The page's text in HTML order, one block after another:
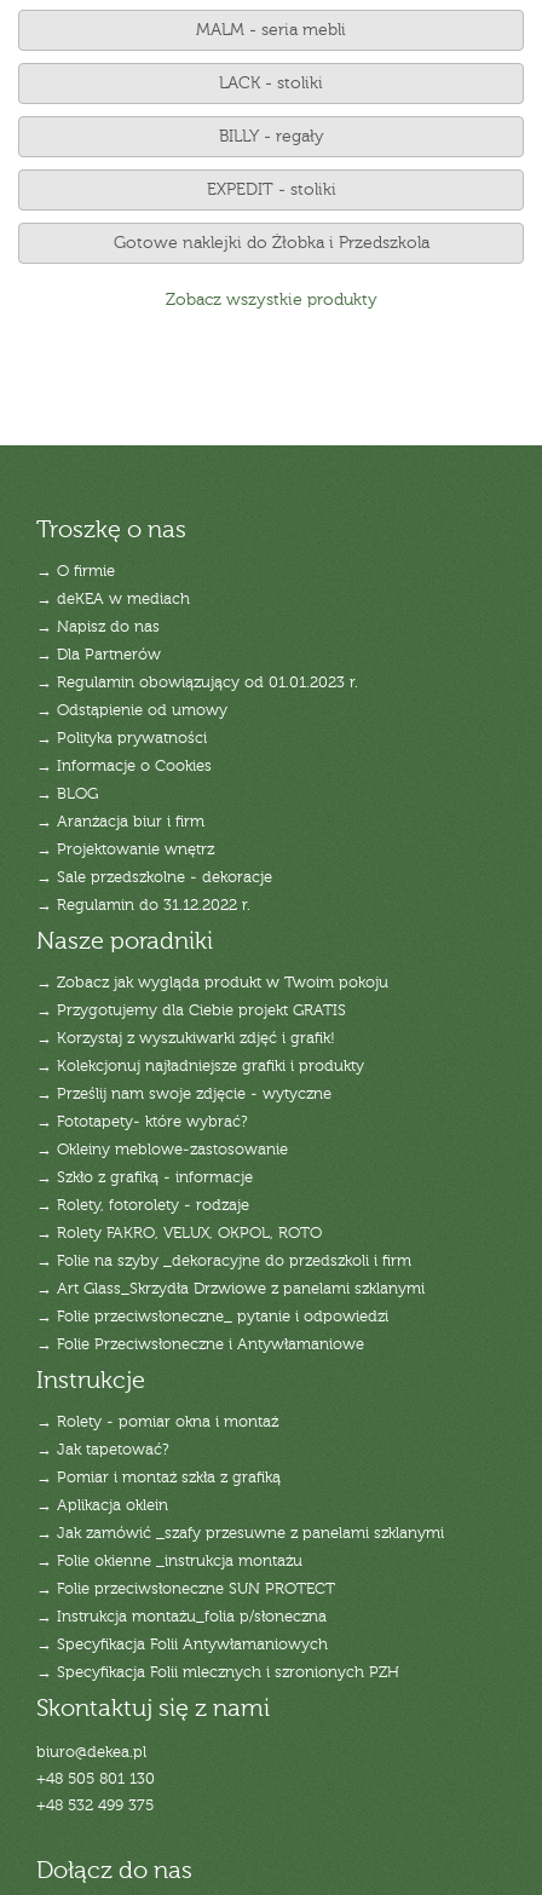
MALM - seria mebli
LACK - stoliki
BILLY - regały
EXPEDIT - stoliki
Gotowe naklejki do Żłobka i Przedszkola
Zobacz wszystkie produkty
Troszkę o nas
→ O firmie
→ deKEA w mediach
→ Napisz do nas
→ Dla Partnerów
→ Regulamin obowiązujący od 01.01.2023 r.
→ Odstąpienie od umowy
→ Polityka prywatności
→ Informacje o Cookies
→ BLOG
→ Aranżacja biur i firm
→ Projektowanie wnętrz
→ Sale przedszkolne - dekoracje
→ Regulamin do 31.12.2022 r.
Nasze poradniki
→ Zobacz jak wygląda produkt w Twoim pokoju
→ Przygotujemy dla Ciebie projekt GRATIS
→ Korzystaj z wyszukiwarki zdjęć i grafik!
→ Kolekcjonuj najładniejsze grafiki i produkty
→ Prześlij nam swoje zdjęcie - wytyczne
→ Fototapety- które wybrać?
→ Okleiny meblowe-zastosowanie
→ Szkło z grafiką - informacje
→ Rolety, fotorolety - rodzaje
→ Rolety FAKRO, VELUX, OKPOL, ROTO
→ Folie na szyby _dekoracyjne do przedszkoli i firm
→ Art Glass_Skrzydła Drzwiowe z panelami szklanymi
→ Folie przeciwsłoneczne_ pytanie i odpowiedzi
→ Folie Przeciwsłoneczne i Antywłamaniowe
Instrukcje
→ Rolety - pomiar okna i montaż
→ Jak tapetować?
→ Pomiar i montaż szkła z grafiką
→ Aplikacja oklein
→ Jak zamówić _szafy przesuwne z panelami szklanymi
→ Folie okienne _instrukcja montażu
→ Folie przeciwsłoneczne SUN PROTECT
→ Instrukcja montażu_folia p/słoneczna
→ Specyfikacja Folii Antywłamaniowych
→ Specyfikacja Folii mlecznych i szronionych PZH
Skontaktuj się z nami
biuro@dekea.pl
+48 505 801 130
+48 532 499 375
Dołącz do nas